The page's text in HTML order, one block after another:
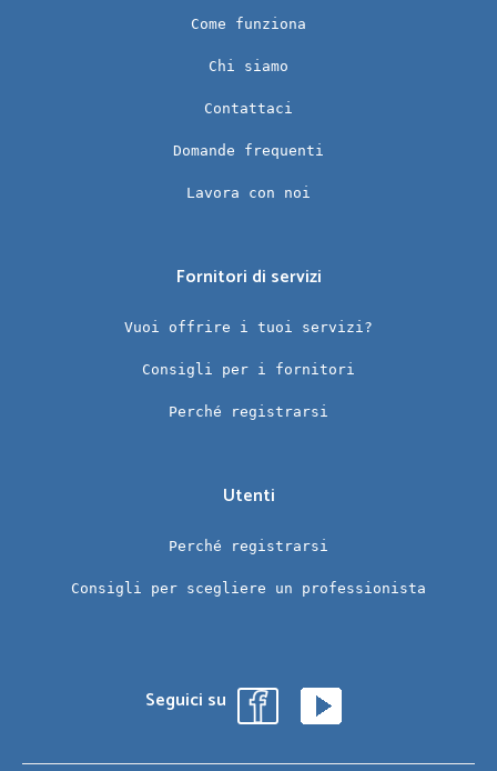
Come funziona
Chi siamo
Contattaci
Domande frequenti
Lavora con noi
Fornitori di servizi
Vuoi offrire i tuoi servizi?
Consigli per i fornitori
Perché registrarsi
Utenti
Perché registrarsi
Consigli per scegliere un professionista
Seguici su